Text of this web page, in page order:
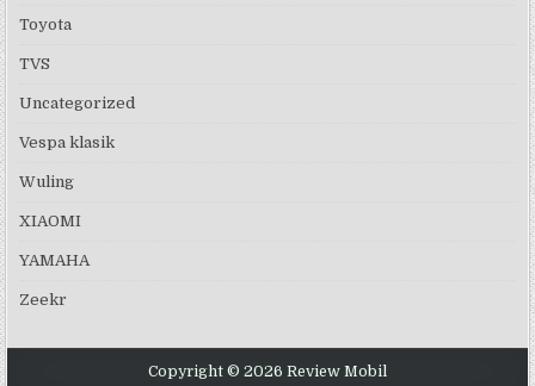
Toyota
TVS
Uncategorized
Vespa klasik
Wuling
XIAOMI
YAMAHA
Zeekr
Copyright © 2026 Review Mobil